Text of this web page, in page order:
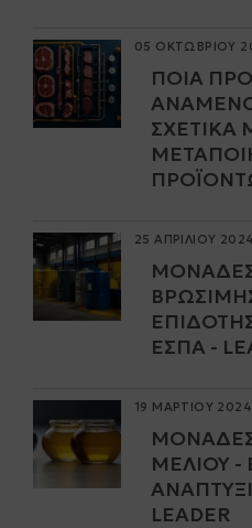
05 ΟΚΤΩΒΡΙΟΥ
ΠΟΙΑ
ΣΧΕΤΙΚΆ
25 ΑΠΡΙΛΙΟΥ 2024
ΜΟΝΆΔΕΣ
ΕΣΠΑ -
19 ΜΑΡΤΙΟΥ 2024
ΜΕΛΙΟΎ -
LEADER